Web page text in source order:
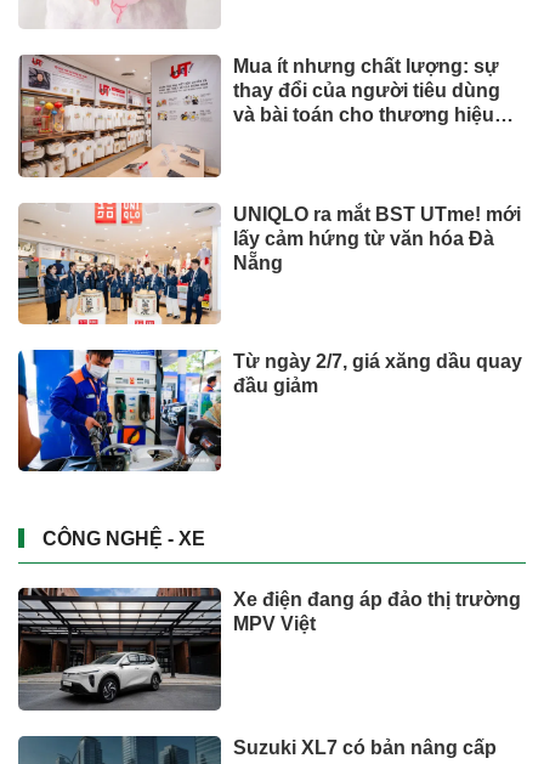
Mua ít nhưng chất lượng: sự
thay đổi của người tiêu dùng
và bài toán cho thương hiệu
UNIQLO ra mắt BST UTme! mới
lấy cảm hứng từ văn hóa Đà
Nẵng
Từ ngày 2/7, giá xăng dầu quay
đầu giảm
CÔNG NGHỆ - XE
Xe điện đang áp đảo thị trường
MPV Việt
Suzuki XL7 có bản nâng cấp